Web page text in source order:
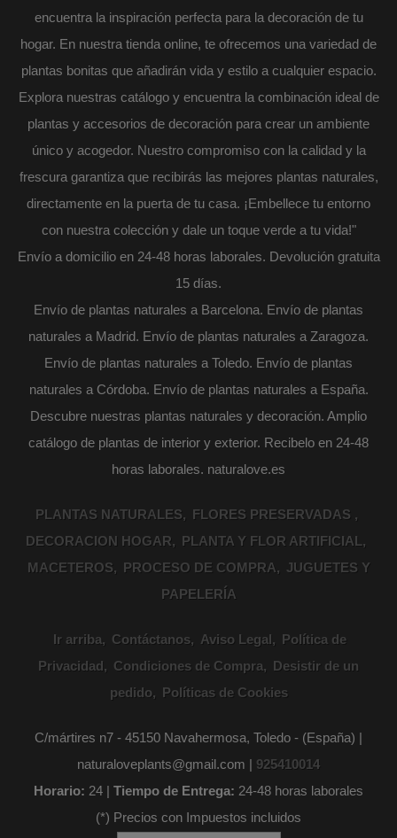
encuentra la inspiración perfecta para la decoración de tu
hogar. En nuestra tienda online, te ofrecemos una variedad de
plantas bonitas que añadirán vida y estilo a cualquier espacio.
Explora nuestras catálogo y encuentra la combinación ideal de
plantas y accesorios de decoración para crear un ambiente
único y acogedor. Nuestro compromiso con la calidad y la
frescura garantiza que recibirás las mejores plantas naturales,
directamente en la puerta de tu casa. ¡Embellece tu entorno
con nuestra colección y dale un toque verde a tu vida!"
Envío a domicilio en 24-48 horas laborales. Devolución gratuita
15 días.
Envío de plantas naturales a Barcelona. Envío de plantas
naturales a Madrid. Envío de plantas naturales a Zaragoza.
Envío de plantas naturales a Toledo. Envío de plantas
naturales a Córdoba. Envío de plantas naturales a España.
Descubre nuestras plantas naturales y decoración. Amplio
catálogo de plantas de interior y exterior. Recibelo en 24-48
horas laborales. naturalove.es
PLANTAS NATURALES
FLORES PRESERVADAS
DECORACION HOGAR
PLANTA Y FLOR ARTIFICIAL
MACETEROS
PROCESO DE COMPRA
JUGUETES Y
PAPELERÍA
Ir arriba Contáctanos Aviso Legal
Política de
Privacidad
Condiciones de Compra
Desistir de un
pedido
Políticas de Cookies
C/mártires n7 - 45150 Navahermosa, Toledo - (España) |
naturaloveplants@gmail.com | 925410014
Horario: 24 | Tiempo de Entrega: 24-48 horas laborales
(*) Precios con Impuestos incluidos